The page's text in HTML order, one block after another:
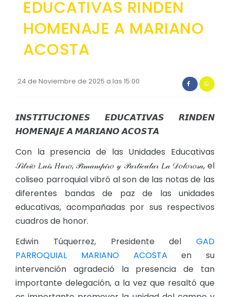
Convocatorias
GESTIÓN ADMINISTRATIVA
Plan de desarrollo y Ordenamiento Territorial -
PRESUPUESTO: EJECUCIÓN Y REPORTES
Cédulas presupuestarias y balances
Procesos de contratación
Ejecución Presupuestaria
Obras y proyectos
EDUCATIVAS RINDEN
HOMENAJE A MARIANO
ACOSTA
24 de Noviembre de 2025 a las 15:00
𝙄𝙉𝙎𝙏𝙄𝙏𝙐𝘾𝙄𝙊𝙉𝙀𝙎 𝙀𝘿𝙐𝘾𝘼𝙏𝙄𝙑𝘼𝙎 𝙍𝙄𝙉𝘿𝙀𝙉
𝙃𝙊𝙈𝙀𝙉𝘼𝙅𝙀 𝘼 𝙈𝘼𝙍𝙄𝘼𝙉𝙊 𝘼𝘾𝙊𝙎𝙏𝘼
Con la presencia de las Unidades Educativas
𝒮𝒾𝓁𝓋𝒾𝑜 𝐿𝓊𝒾𝓈 𝐻𝒶𝓇𝑜, 𝒫𝒾𝓂𝒶𝓂𝓅𝒾𝓇𝑜 𝓎 𝒫𝒶𝓇𝓉𝒾𝒸𝓊𝓁𝒶𝓇 𝐿𝒶 𝒟𝑜𝓁𝑜𝓇𝑜𝓈𝒶, el
coliseo parroquial vibró al son de las notas de las
diferentes bandas de paz de las unidades
educativas, acompañadas por sus respectivos
cuadros de honor.
Edwin Túquerrez, Presidente del GAD
PARROQUIAL MARIANO ACOSTA en su
intervención agradeció la presencia de tan
importante delegación, a la vez que resaltó que